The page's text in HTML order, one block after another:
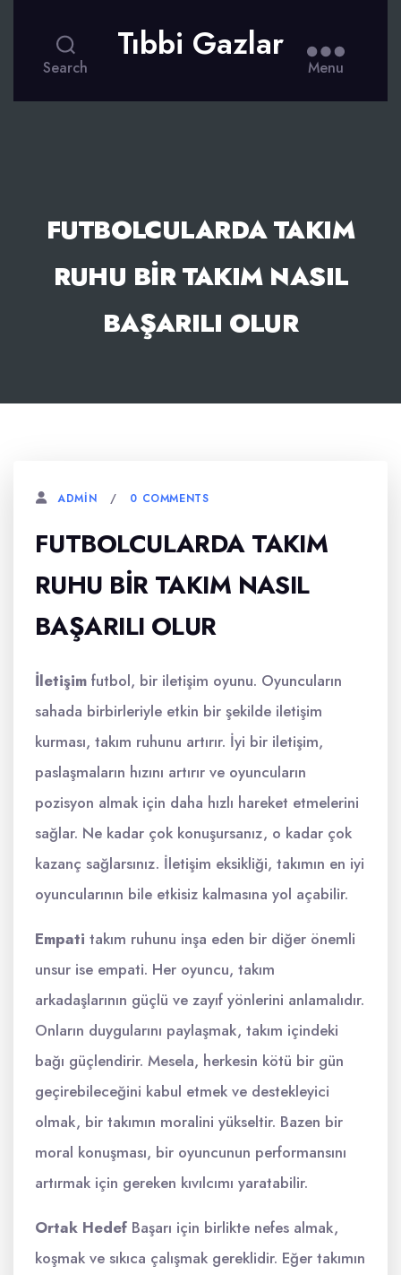
Search
Tıbbi Gazlar
Menu
FUTBOLCULARDA TAKIM
RUHU BIR TAKIM NASIL
BAŞARILI OLUR
ADMIN 0 COMMENTS
FUTBOLCULARDA TAKIM
RUHU BIR TAKIM NASIL
BAŞARILI OLUR
İletişim futbol, bir iletişim oyunu. Oyuncuların
sahada birbirleriyle etkin bir şekilde iletişim
kurması, takım ruhunu artırır. İyi bir iletişim,
paslaşmaların hızını artırır ve oyuncuların
pozisyon almak için daha hızlı hareket etmelerini
sağlar. Ne kadar çok konuşursanız, o kadar çok
kazanç sağlarsınız. İletişim eksikliği, takımın en iyi
oyuncularının bile etkisiz kalmasına yol açabilir.
Empati takım ruhunu inşa eden bir diğer önemli
unsur ise empati. Her oyuncu, takım
arkadaşlarının güçlü ve zayıf yönlerini anlamalıdır.
Onların duygularını paylaşmak, takım içindeki
bağı güçlendirir. Mesela, herkesin kötü bir gün
geçirebileceğini kabul etmek ve destekleyici
olmak, bir takımın moralini yükseltir. Bazen bir
moral konuşması, bir oyuncunun performansını
artırmak için gereken kıvılcımı yaratabilir.
Ortak Hedef Başarı için birlikte nefes almak,
koşmak ve sıkıca çalışmak gereklidir. Eğer takımın